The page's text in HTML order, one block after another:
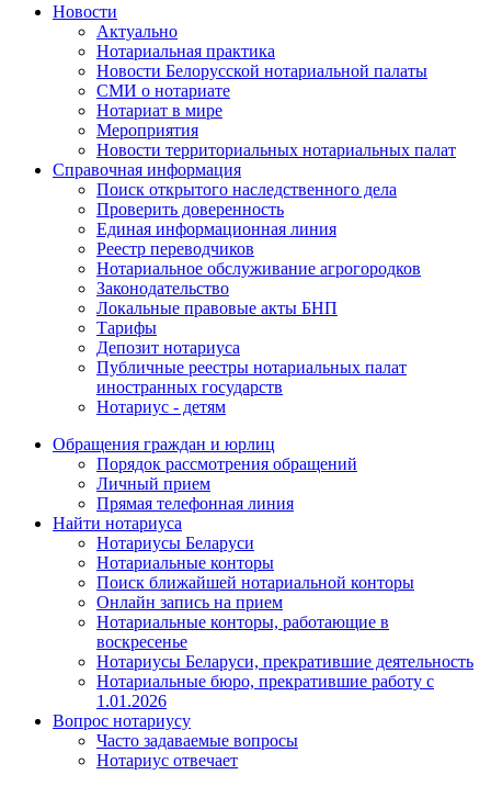
Новости
Актуально
Нотариальная практика
Новости Белорусской нотариальной палаты
СМИ о нотариате
Нотариат в мире
Мероприятия
Новости территориальных нотариальных палат
Справочная информация
Поиск открытого наследственного дела
Проверить доверенность
Единая информационная линия
Реестр переводчиков
Нотариальное обслуживание агрогородков
Законодательство
Локальные правовые акты БНП
Тарифы
Депозит нотариуса
Публичные реестры нотариальных палат
иностранных государств
Нотариус - детям
Обращения граждан и юрлиц
Порядок рассмотрения обращений
Личный прием
Прямая телефонная линия
Найти нотариуса
Нотариусы Беларуси
Нотариальные конторы
Поиск ближайшей нотариальной конторы
Онлайн запись на прием
Нотариальные конторы, работающие в
воскресенье
Нотариусы Беларуси, прекратившие деятельность
Нотариальные бюро, прекратившие работу с
1.01.2026
Вопрос нотариусу
Часто задаваемые вопросы
Нотариус отвечает